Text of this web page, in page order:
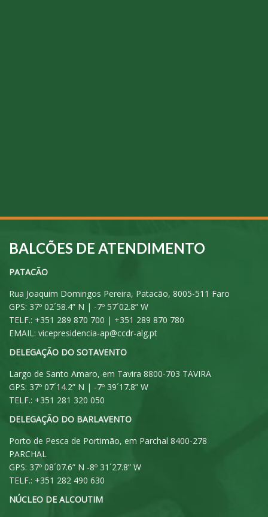
BALCÕES DE ATENDIMENTO
PATACÃO
Rua Joaquim Domingos Pereira, Patacão, 8005-511 Faro
GPS: 37º 02´58.4” N | -7º 57´02.8” W
TELF.: +351 289 870 700 | +351 289 870 780
EMAIL: vicepresidencia-ap@ccdr-alg.pt
DELEGAÇÃO DO SOTAVENTO
Largo de Santo Amaro, em Tavira 8800-703 TAVIRA
GPS: 37º 07´14.2” N | -7º 39´17.8” W
TELF.: +351 281 320 050
DELEGAÇÃO DO BARLAVENTO
Porto de Pesca de Portimão, em Parchal 8400-278
PARCHAL
GPS: 37º 08´07.6” N -8º 31´27.8” W
TELF.: +351 282 490 630
NÚCLEO DE ALCOUTIM